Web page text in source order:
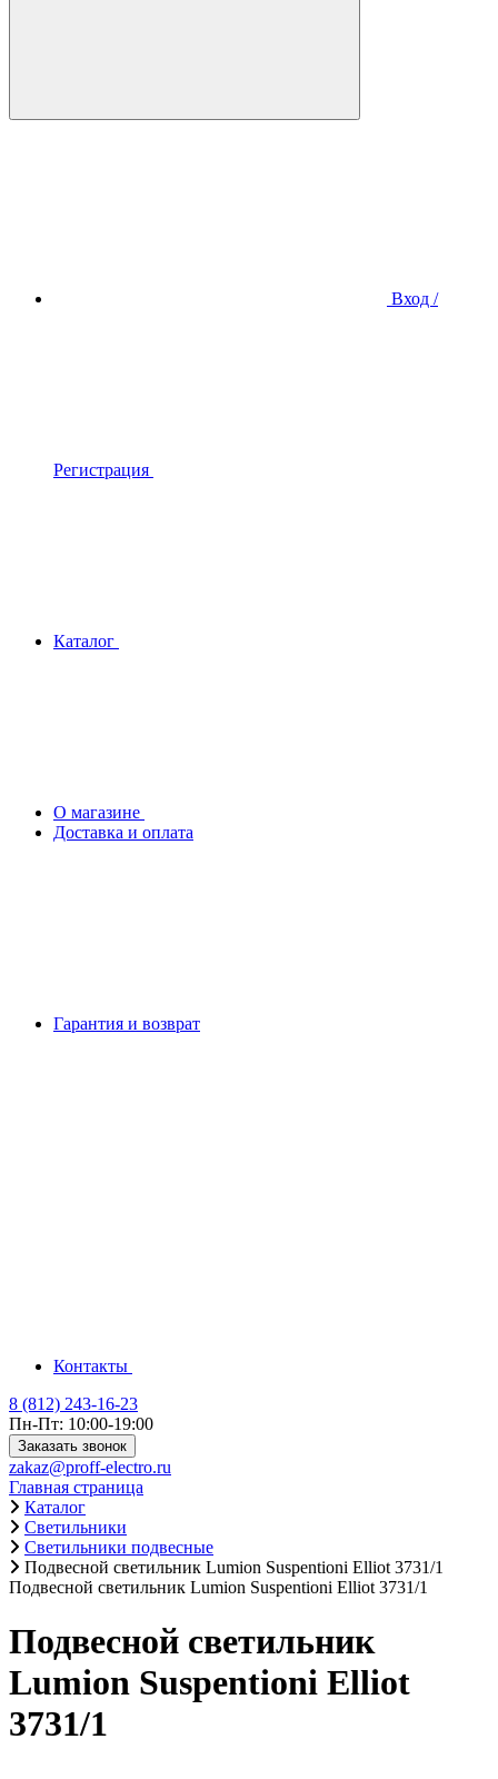
Вход /
Регистрация
Каталог
О магазине
Доставка и оплата
Гарантия и возврат
Контакты
8 (812) 243-16-23
Пн-Пт: 10:00-19:00
Заказать звонок
zakaz@proff-electro.ru
Главная страница
Каталог
Светильники
Светильники подвесные
Подвесной светильник Lumion Suspentioni Elliot 3731/1
Подвесной светильник Lumion Suspentioni Elliot 3731/1
Подвесной светильник
Lumion Suspentioni Elliot
3731/1